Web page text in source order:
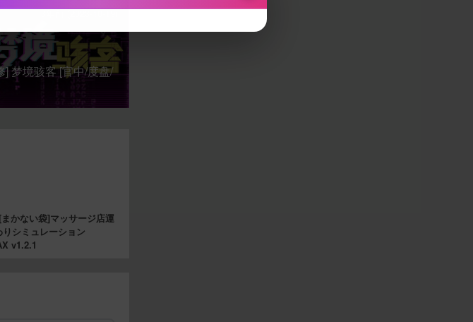
3年前 (2023-10-19)
] 梦境骇客 [官中/度盘/
かない袋]マッサージ店運
シミュレーション
v1.2.1